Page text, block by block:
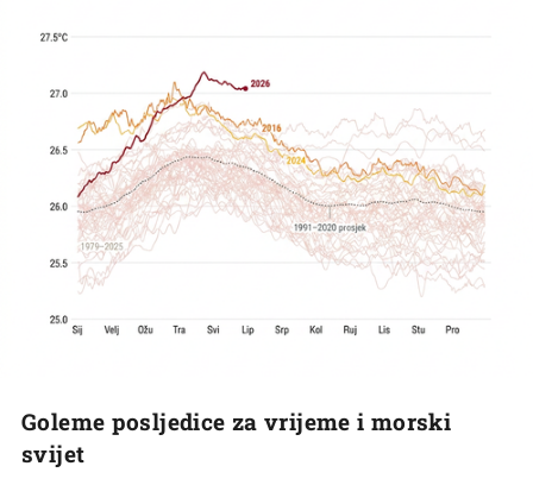
Goleme posljedice za vrijeme i morski
svijet